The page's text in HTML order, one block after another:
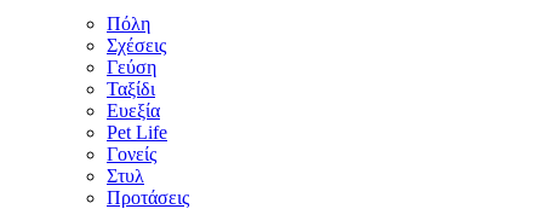
Πόλη
Σχέσεις
Γεύση
Ταξίδι
Ευεξία
Pet Life
Γονείς
Στυλ
Προτάσεις